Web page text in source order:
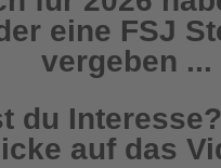
eine FSJ
vergeben ...
du
auf das